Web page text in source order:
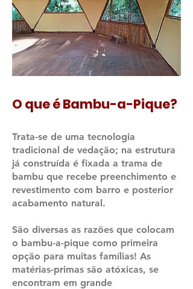
O que é Bambu-a-Pique?
Trata-se de uma tecnologia
tradicional de vedação; na estrutura
já construída é fixada a trama de
bambu que recebe preenchimento e
revestimento com barro e posterior
acabamento natural.
São diversas as razões que colocam
o bambu-a-pique como primeira
opção para muitas famílias! As
matérias-primas são atóxicas, se
encontram em grande